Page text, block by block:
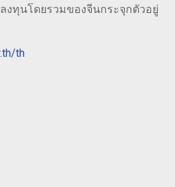
ทุนโดยรวมของจีนกระจุกตัวอยู่
th